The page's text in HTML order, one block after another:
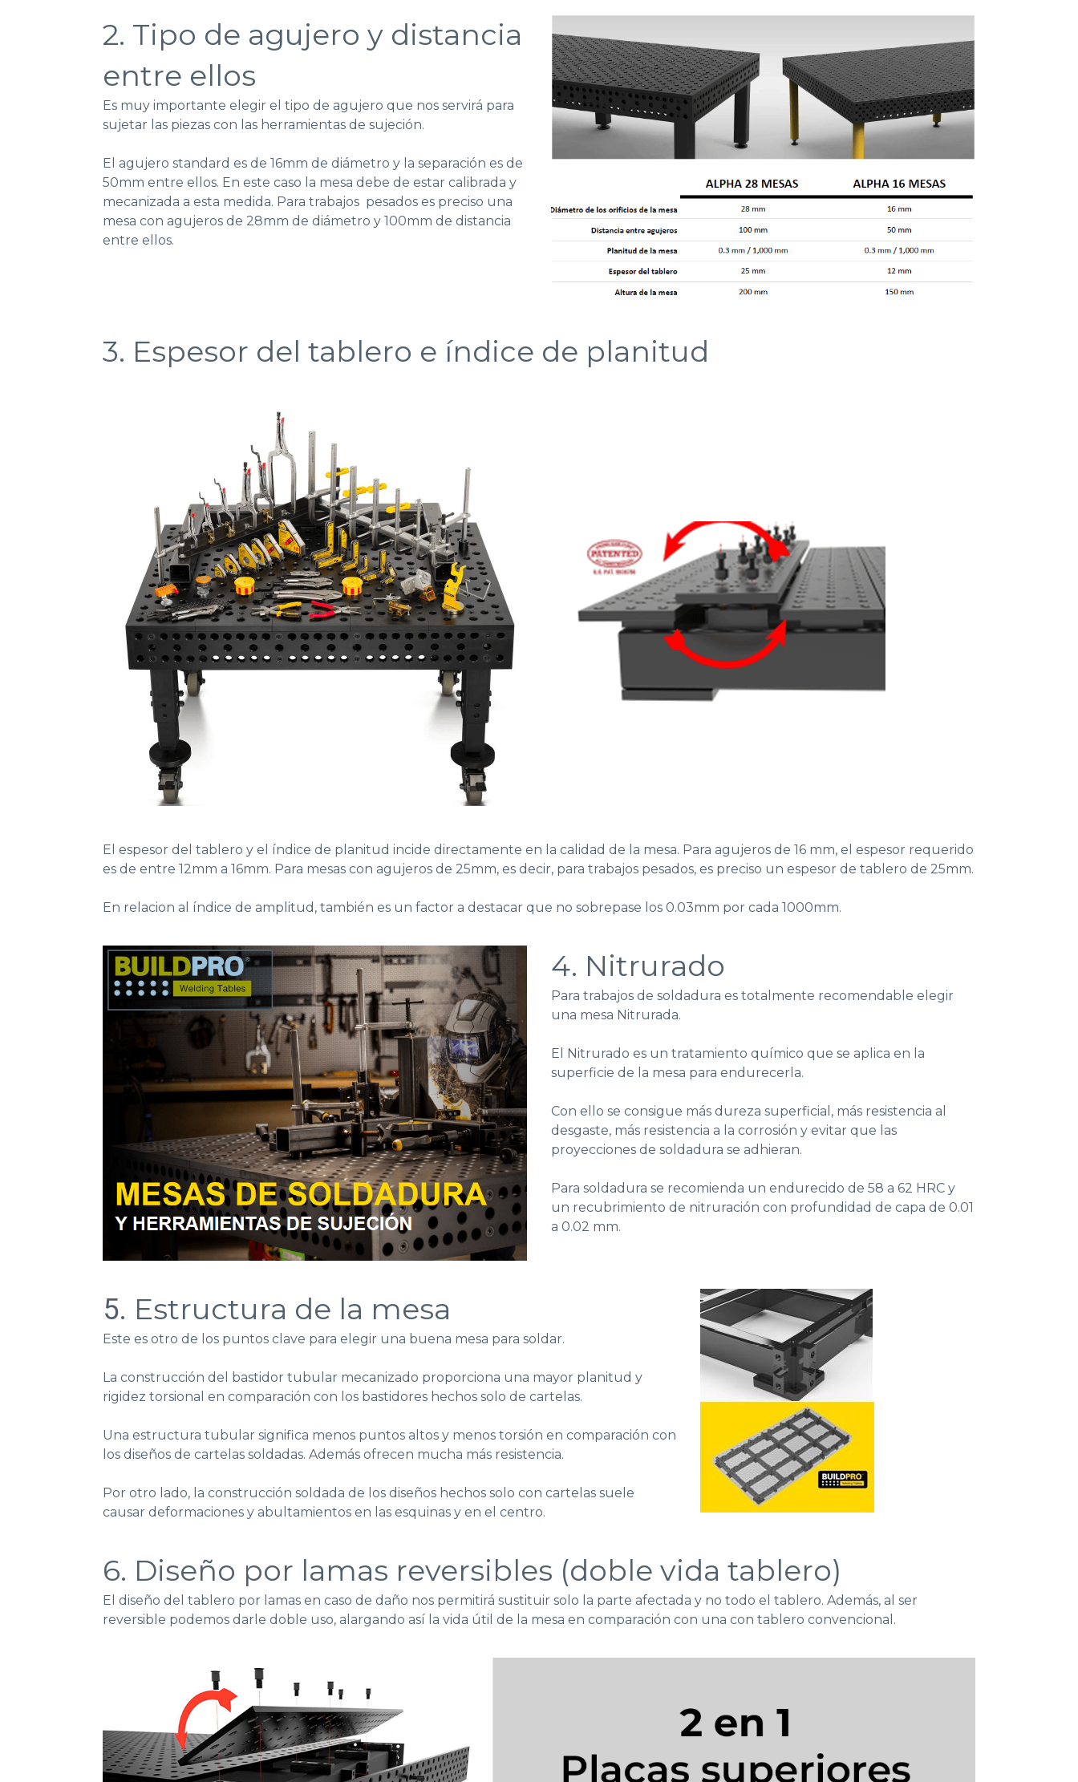
2. Tipo de agujero y distancia
entre ellos
Es muy importante elegir el tipo de agujero que nos servirá para
sujetar las piezas con las herramientas de sujeción.
El agujero standard es de 16mm de diámetro y la separación es de
50mm entre ellos. En este caso la mesa debe de estar calibrada y
mecanizada a esta medida. Para trabajos pesados es preciso una
mesa con agujeros de 28mm de diámetro y 100mm de distancia
entre ellos.
3. Espesor del tablero e índice de planitud
El espesor del tablero y el índice de planitud incide directamente en la calidad de la mesa. Para agujeros de 16 mm, el espesor requerido
es de entre 12mm a 16mm. Para mesas con agujeros de 25mm, es decir, para trabajos pesados, es preciso un espesor de tablero de 25mm.
En relacion al índice de amplitud, también es un factor a destacar que no sobrepase los 0.03mm por cada 1000mm.
4. Nitrurado
Para trabajos de soldadura es totalmente recomendable elegir
una mesa Nitrurada.
El Nitrurado es un tratamiento químico que se aplica en la
superficie de la mesa para endurecerla.
Con ello se consigue más dureza superficial, más resistencia al
desgaste, más resistencia a la corrosión y evitar que las
proyecciones de soldadura se adhieran.
Para soldadura se recomienda un endurecido de 58 a 62 HRC y
un recubrimiento de nitruración con profundidad de capa de 0.01
a 0.02 mm.
5. Estructura de la mesa
Este es otro de los puntos clave para elegir una buena mesa para soldar.
La construcción del bastidor tubular mecanizado proporciona una mayor planitud y
rigidez torsional en comparación con los bastidores hechos solo de cartelas.
Una estructura tubular significa menos puntos altos y menos torsión en comparación con
los diseños de cartelas soldadas. Además ofrecen mucha más resistencia.
Por otro lado, la construcción soldada de los diseños hechos solo con cartelas suele
causar deformaciones y abultamientos en las esquinas y en el centro.
6. Diseño por lamas reversibles (doble vida tablero)
El diseño del tablero por lamas en caso de daño nos permitirá sustituir solo la parte afectada y no todo el tablero. Además, al ser
reversible podemos darle doble uso, alargando así la vida útil de la mesa en comparación con una con tablero convencional.